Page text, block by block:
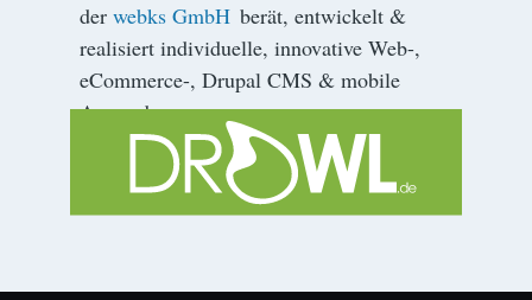
derwebks GmbH berät, entwickelt &
realisiert individuelle, innovative Web-,
eCommerce-, Drupal CMS & mobile
Anwendungen.